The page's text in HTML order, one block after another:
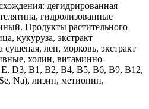
дегидрированная
гидролизованные
Продукты растительного
кукуруза, экстракт
сушеная, лен, морковь, экстракт
холин, витаминно-
D3, В1, В2, В4, В5, В6, В9, В12,
Na), лизин, метионин,